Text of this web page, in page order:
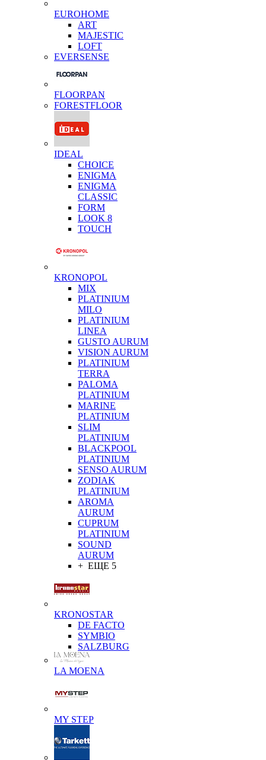
EUROHOME
ART
MAJESTIC
LOFT
EVERSENSE
FLOORPAN
FORESTFLOOR
IDEAL
CHOICE
ENIGMA
ENIGMA
CLASSIC
FORM
LOOK 8
TOUCH
KRONOPOL
MIX
PLATINIUM
MILO
PLATINIUM
LINEA
GUSTO AURUM
VISION AURUM
PLATINIUM
TERRA
PALOMA
PLATINIUM
MARINE
PLATINIUM
SLIM
PLATINIUM
BLACKPOOL
PLATINIUM
SENSO AURUM
ZODIAK
PLATINIUM
AROMA
AURUM
CUPRUM
PLATINIUM
SOUND
AURUM
+ ЕЩЕ 5
KRONOSTAR
DE FACTO
SYMBIO
SALZBURG
LA MOENA
MY STEP